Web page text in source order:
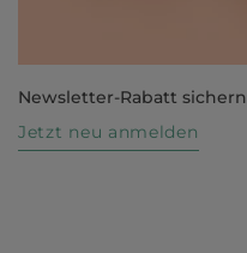
Newsletter-Rabatt sichern
Jetzt neu anmelden